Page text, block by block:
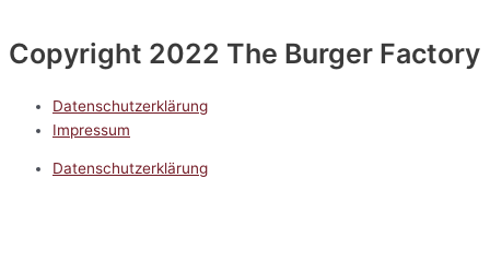
Copyright 2022 The Burger Factory
Datenschutzerklärung
Impressum
Datenschutzerklärung